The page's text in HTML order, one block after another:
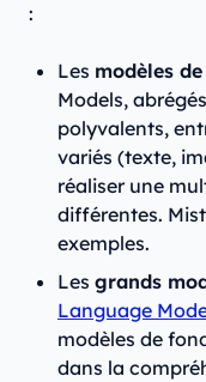
:
Les modèles
Models,
polyvalents,
variés (texte,
réaliser une
différentes.
exemples.
Les grands
Language
modèles de
dans la